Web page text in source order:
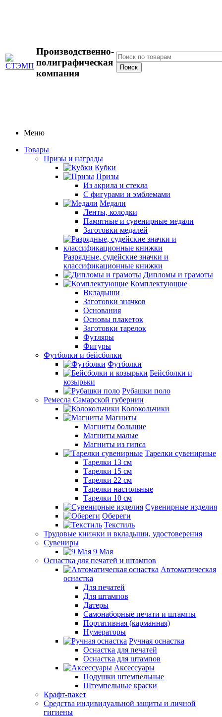
Производственно-
полиграфическая
компания
Меню
Товары
Призы и награды
Кубки
Призы
Из акрила и стекла
С фигурами и эмблемами
Медали
Ленты, колодки
Памятные и сувенирные медали
Заготовки медалей
Разрядные, судейские значки и
классификационные книжки
Дипломы и грамоты
Комплектующие
Вкладыши
Заготовки значков
Основания
Основы плакеток
Заготовки тарелок
Футляры
Фигуры
Футболки и бейсболки
Футболки
Бейсболки и
козырьки
Рубашки поло
Ремесла Самарской губернии
Колокольчики
Магниты
Магниты большие
Магниты малые
Магниты из гипса
Тарелки сувенирные
Тарелки 13 см
Тарелки 15 см
Тарелки 22 см
Тарелки настольные
Тарелки 10 см
Сувенирные изделия
Обереги
Текстиль
Трудовые книжки и вкладыши, удостоверения
Сувениры
9 Мая
Оснастка для печатей и штампов
Автоматическая
оснастка
Для печатей
Для штампов
Датеры
Самонаборные печати и штампы
Портативная (карманная)
Нумераторы
Ручная оснастка
Оснастка для печатей
Оснастка для штампов
Аксессуары
Подушки штемпельные
Штемпельные краски
Крафт-пакет
Средства индивидуальной защиты и личной
гигиены